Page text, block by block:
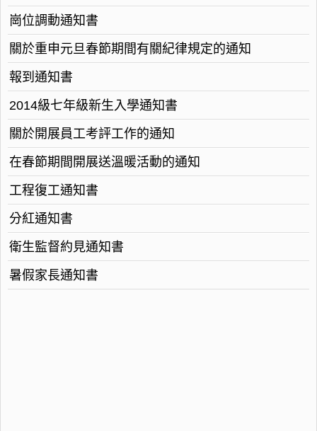
崗位調動通知書
關於重申元旦春節期間有關紀律規定的通知
報到通知書
2014級七年級新生入學通知書
關於開展員工考評工作的通知
在春節期間開展送溫暖活動的通知
工程復工通知書
分紅通知書
衛生監督約見通知書
暑假家長通知書